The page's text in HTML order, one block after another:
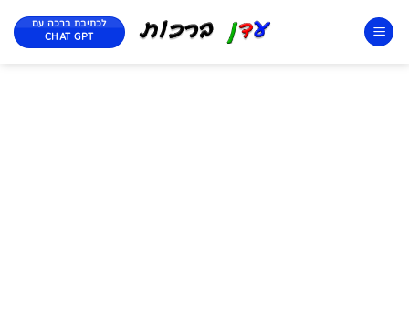
לכתיבת ברכה עם
CHAT GPT